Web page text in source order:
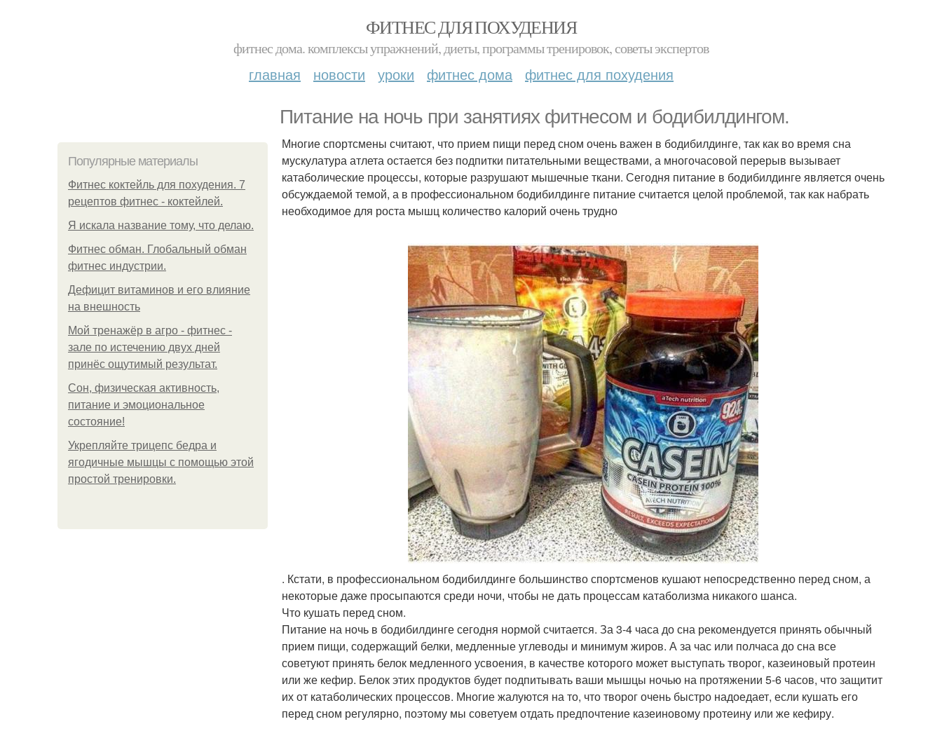
ФИТНЕС ДЛЯ ПОХУДЕНИЯ
фитнес дома. комплексы упражнений, диеты, программы тренировок, советы экспертов
главная новости уроки фитнес дома фитнес для похудения
Питание на ночь при занятиях фитнесом и бодибилдингом.
Популярные материалы
Фитнес коктейль для похудения. 7
рецептов фитнес - коктейлей.
Я искала название тому, что делаю.
Фитнес обман. Глобальный обман
фитнес индустрии.
Дефицит витаминов и его влияние
на внешность
Мой тренажёр в агро - фитнес -
зале по истечению двух дней
принёс ощутимый результат.
Сон, физическая активность,
питание и эмоциональное
состояние!
Укрепляйте трицепс бедра и
ягодичные мышцы с помощью этой
простой тренировки.
Многие спортсмены считают, что прием пищи перед сном очень важен в бодибилдинге, так как во время сна
мускулатура атлета остается без подпитки питательными веществами, а многочасовой перерыв вызывает
катаболические процессы, которые разрушают мышечные ткани. Сегодня питание в бодибилдинге является очень
обсуждаемой темой, а в профессиональном бодибилдинге питание считается целой проблемой, так как набрать
необходимое для роста мышц количество калорий очень трудно
. Кстати, в профессиональном бодибилдинге большинство спортсменов кушают непосредственно перед сном, а
некоторые даже просыпаются среди ночи, чтобы не дать процессам катаболизма никакого шанса.
Что кушать перед сном.
Питание на ночь в бодибилдинге сегодня нормой считается. За 3-4 часа до сна рекомендуется принять обычный
прием пищи, содержащий белки, медленные углеводы и минимум жиров. А за час или полчаса до сна все
советуют принять белок медленного усвоения, в качестве которого может выступать творог, казеиновый протеин
или же кефир. Белок этих продуктов будет подпитывать ваши мышцы ночью на протяжении 5-6 часов, что защитит
их от катаболических процессов. Многие жалуются на то, что творог очень быстро надоедает, если кушать его
перед сном регулярно, поэтому мы советуем отдать предпочтение казеиновому протеину или же кефиру.